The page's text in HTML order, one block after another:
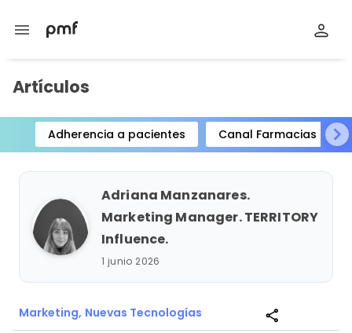
menu
Artículos
Adherencia a pacientes Canal Farmacias
Item
1
Adriana Manzanares.
Marketing Manager. TERRITORY
Influence.
1 junio 2026
Marketing, Nuevas Tecnologías share